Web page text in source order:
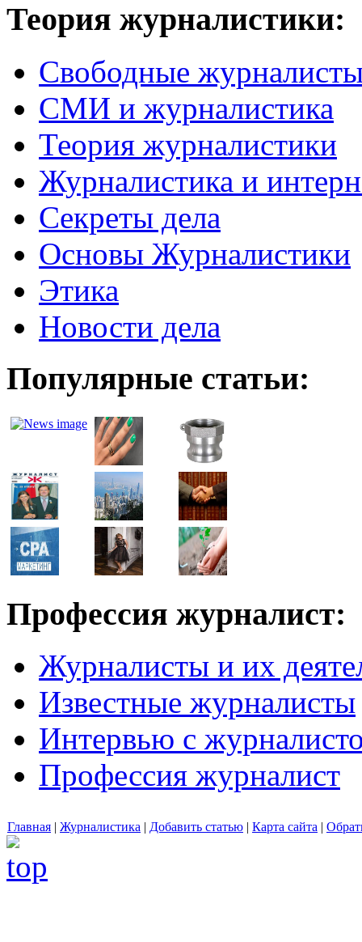
Теория журналистики:
Свободные
СМИ и журналистика
Теория журналистики
Журналистика и
Секреты дела
Основы Журналистики
Этика
Новости дела
Популярные статьи:
Профессия журналист:
Журналисты и их
Известные журналисты
Интервью с
Профессия журналист
Главная | Журналистика | Добавить статью | Карта сайта |